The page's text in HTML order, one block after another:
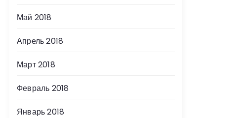
Май 2018
Апрель 2018
Март 2018
Февраль 2018
Январь 2018